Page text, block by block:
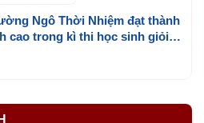
Ngô Thời Nhiệm đạt thành
cao trong kì thi học sinh giỏi